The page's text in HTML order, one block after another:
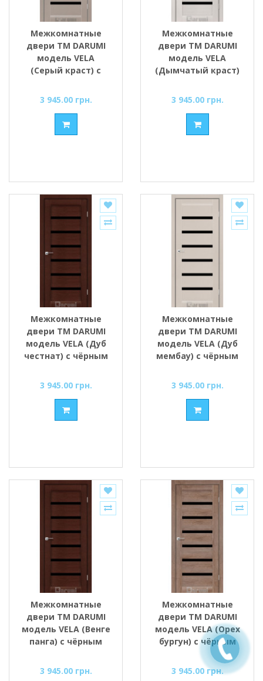
Межкомнатные
двери ТМ DARUMI
модель VELA
(Серый краст) с
3 945.00 грн.
Межкомнатные
двери ТМ DARUMI
модель VELA
(Дымчатый краст)
3 945.00 грн.
Межкомнатные
двери ТМ DARUMI
модель VELA (Дуб
честнат) с чёрным
3 945.00 грн.
Межкомнатные
двери ТМ DARUMI
модель VELA (Дуб
мембау) с чёрным
3 945.00 грн.
Межкомнатные
двери ТМ DARUMI
модель VELA (Венге
панга) с чёрным
3 945.00 грн.
Межкомнатные
двери ТМ DARUMI
модель VELA (Орех
бургун) с чёрным
стеклом
3 945.00 грн.